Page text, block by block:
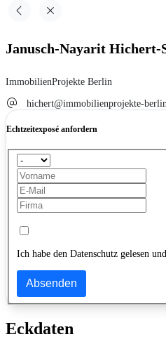
Janusch-Nayarit Hichert-
ImmobilienProjekte Berlin
hichert@immobilienprojekte-
Echtzeitexposé anfordern
Ich habe den Datenschutz gelesen
Absenden
Eckdaten